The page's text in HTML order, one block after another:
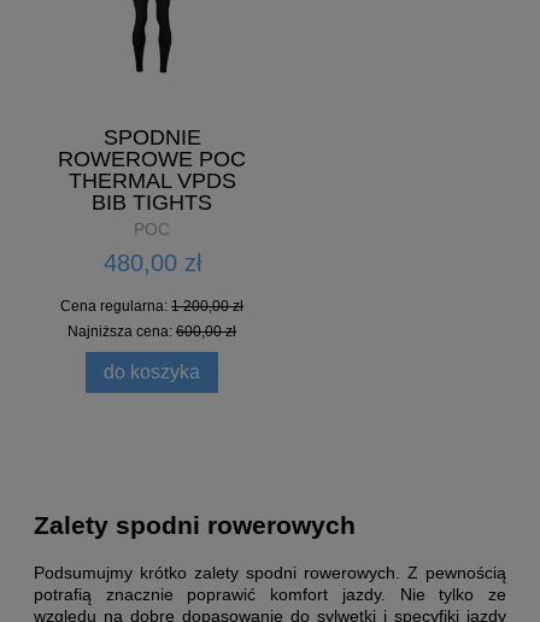
SPODNIE
ROWEROWE POC
THERMAL VPDS
BIB TIGHTS
POC
480,00 zł
Cena regularna: 1 200,00 zł
Najniższa cena: 600,00 zł
do koszyka
Zalety spodni rowerowych
Podsumujmy krótko zalety spodni rowerowych. Z pewnością
potrafią znacznie poprawić komfort jazdy. Nie tylko ze
względu na dobre dopasowanie do sylwetki i specyfiki jazdy